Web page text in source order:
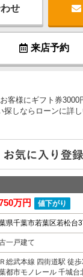
せ
来店予約
客様にギフト券3000
探しならローンに詳
万円 値下がり
県千葉市若葉区若松台3
一戸建て
総武本線 四街道駅 徒
都市モノレール 千城台